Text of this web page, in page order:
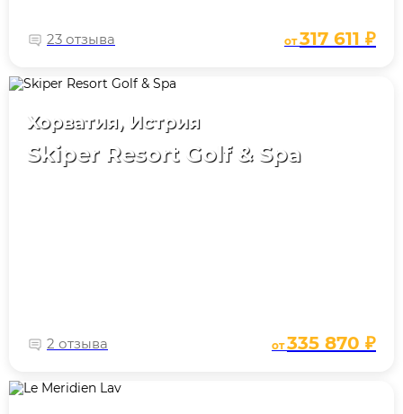
23 отзыва от317 611 ₽
Хорватия, Истрия
Skiper Resort Golf & Spa
2 отзыва от335 870 ₽